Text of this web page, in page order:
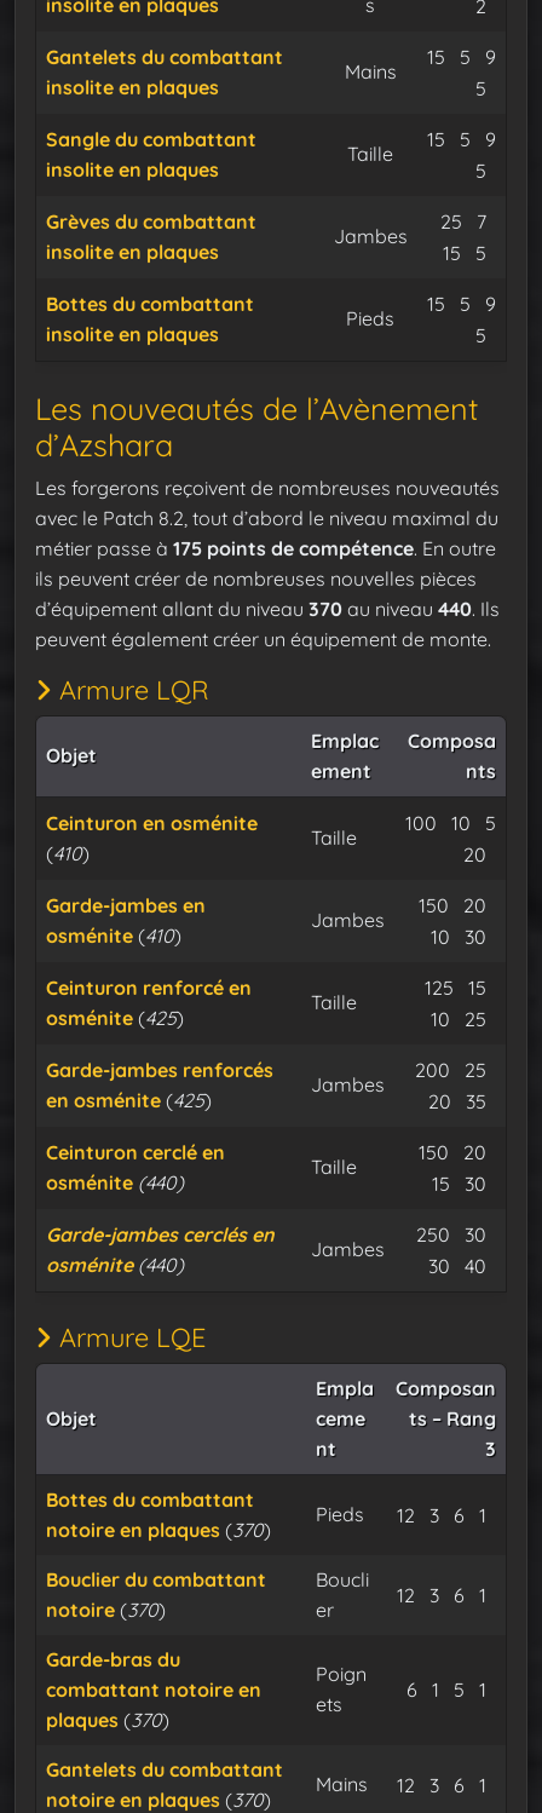
2
Gantelets du combattant
insolite en plaques
Mains
15 Minerai
5
9
Flux
5
Sangle du combattant
insolite en plaques
Taille
15 Minerai
5
9
Flux
5
Grèves du combattant
insolite en plaques
Jambes
25 Minerai
7
15
Flux
5
Bottes du combattant
insolite en plaques
Pieds
15 Minerai
5
9
Flux
5
Les nouveautés de l’Avènement
d’Azshara
Les forgerons reçoivent de nombreuses nouveautés
avec le Patch 8.2, tout d’abord le niveau maximal du
métier passe à 175 points de compétence. En outre
ils peuvent créer de nombreuses nouvelles pièces
d’équipement allant du niveau 370 au niveau 440. Ils
peuvent également créer un équipement de monte.
Armure LQR
Objet
Emplac
ement
Composa
nts
Ceinturon en osménite
(410)
Taille
100 Minerai
10
5
Flux
20
Garde-jambes en
osménite (410)
Jambes
150 Minerai
20
10
Flux
30
Ceinturon renforcé en
osménite (425)
Taille
125 Minerai
15
10
Flux
25
Garde-jambes renforcés
en osménite (425)
Jambes
200 Minerai
25
20
Flux
35
Ceinturon cerclé en
osménite (440)
Taille
150 Minerai
20
15
Flux
30
Garde-jambes cerclés en
osménite (440)
Jambes
250 Minerai
30
30
Flux
40
Armure LQE
Objet
Empla
ceme
nt
Composan
ts – Rang
3
Bottes du combattant
notoire en plaques (370)
Pieds 12 Minerai
3 Minerai
6 Flux
1
Bouclier du combattant
notoire (370)
Boucli
er
12 Minerai
3 Minerai
6 Flux
1
Garde-bras du
combattant notoire en
plaques (370)
Poign
ets
6 Minerai
1 Minerai
5 Flux
1
Gantelets du combattant
notoire en plaques (370)
Mains 12 Minerai
3 Minerai
6 Flux
1